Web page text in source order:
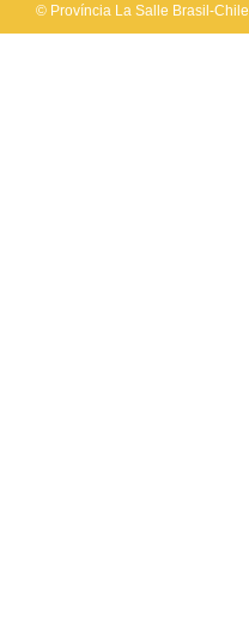
© Província La Salle Brasil-Chile